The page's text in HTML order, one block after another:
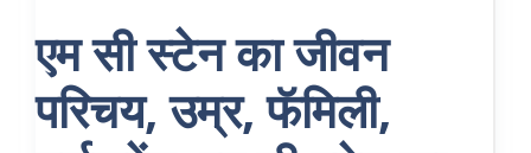
एम सी स्टेन का जीवन
परिचय, उम्र, फॅमिली,